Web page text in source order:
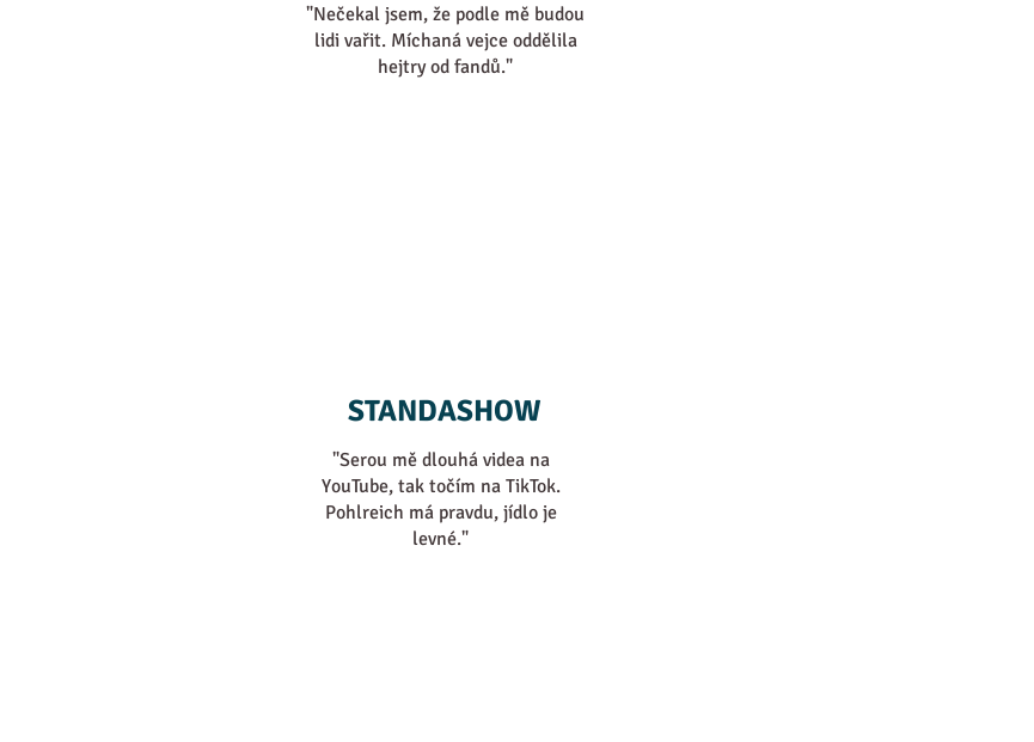
STANDASHOW
"Serou mě dlouhá videa na
YouTube, tak točím na TikTok.
Pohlreich má pravdu, jídlo je
levné."
"Nečekal jsem, že podle mě budou
lidi vařit. Míchaná vejce oddělila
hejtry od fandů."